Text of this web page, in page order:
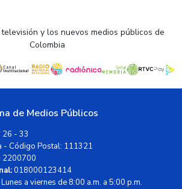
y los nuevos medios públicos de
Colombia
de Medios Públicos
26 - 33
- Código Postal: 111321
2200700
018000123414
Lunes a viernes de 8:00 a.m. a 5:00 p.m.